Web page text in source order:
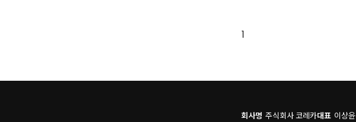
1
회사명 주식회사 코레카대표 이상윤